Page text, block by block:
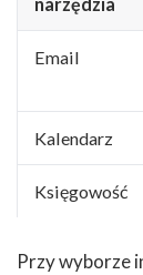
narzędzia
Email
Kalendarz
Księgowość
Przy wyborze